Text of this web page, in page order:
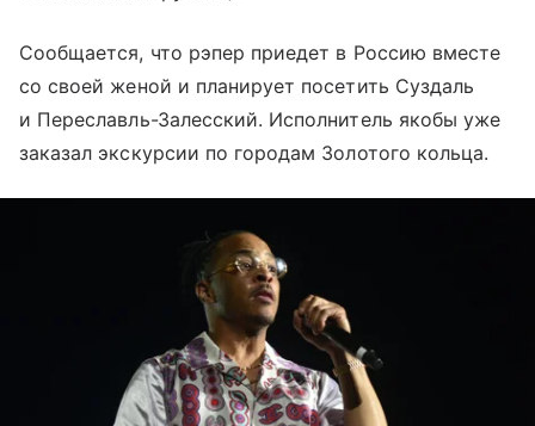
Сообщается, что рэпер приедет в Россию вместе
со своей женой и планирует посетить Суздаль
и Переславль-Залесский. Исполнитель якобы уже
заказал экскурсии по городам Золотого кольца.